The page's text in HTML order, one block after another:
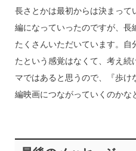
長さとかは最初からは決まって
編になっていったのですが、長
たくさんいただいています。自
たという感覚はなくて、考え
マではあると思うので、『歩
編映画につながっていくのかな